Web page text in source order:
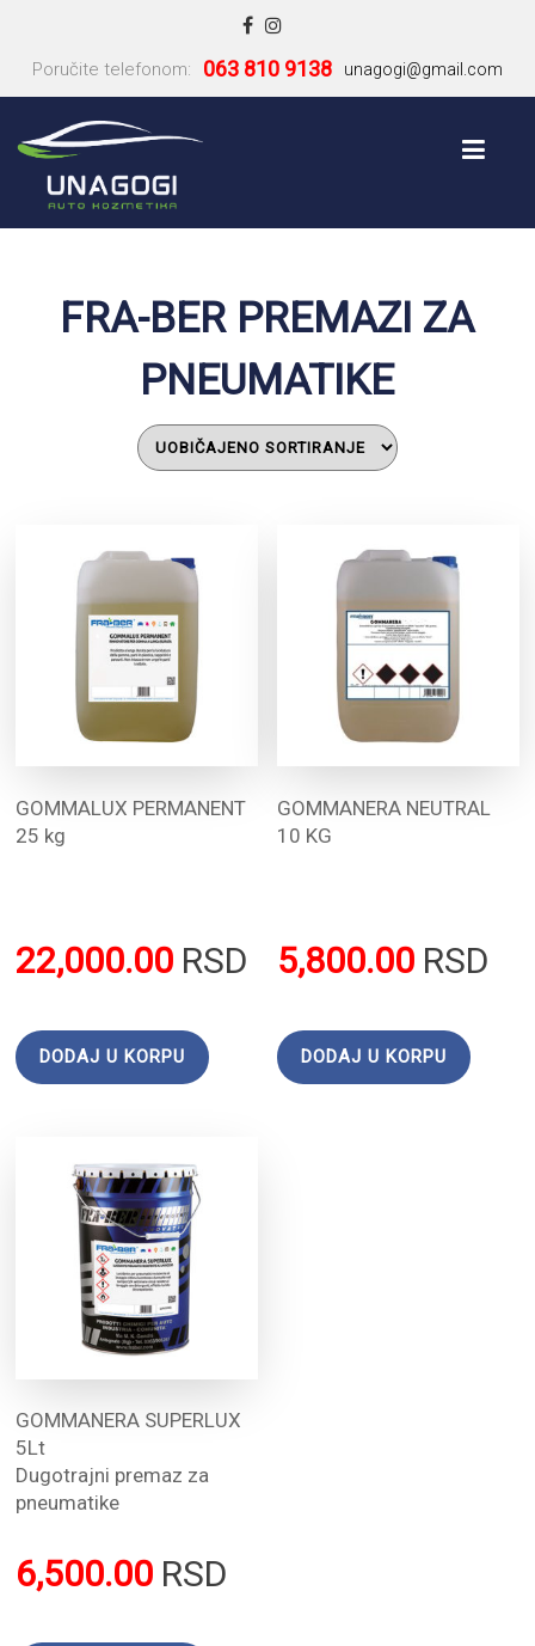
Poručite telefonom: 063 810 9138 unagogi@gmail.com
FRA-BER PREMAZI ZA
PNEUMATIKE
GOMMALUX PERMANENT
25 kg
22,000.00 RSD
DODAJ U KORPU
GOMMANERA NEUTRAL
10 KG
5,800.00 RSD
DODAJ U KORPU
GOMMANERA SUPERLUX
5Lt
Dugotrajni premaz za
pneumatike
6,500.00 RSD